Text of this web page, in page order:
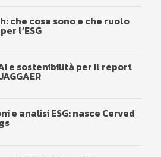
che cosa sono e che ruolo
l’ESG
e sostenibilità per il report
e analisi ESG: nasce Cerved